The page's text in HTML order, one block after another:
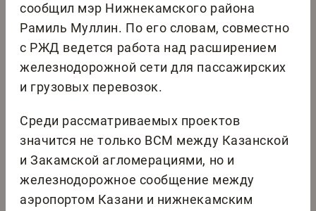
сообщил мэр Нижнекамского района
Рамиль Муллин. По его словам, совместно
с РЖД ведется работа над расширением
железнодорожной сети для пассажирских
и грузовых перевозок.
Среди рассматриваемых проектов
значится не только ВСМ между Казанской
и Закамской агломерациями, но и
железнодорожное сообщение между
аэропортом Казани и нижнекамским